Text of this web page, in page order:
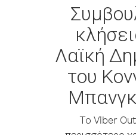
Λαϊκή
του
Το Viber